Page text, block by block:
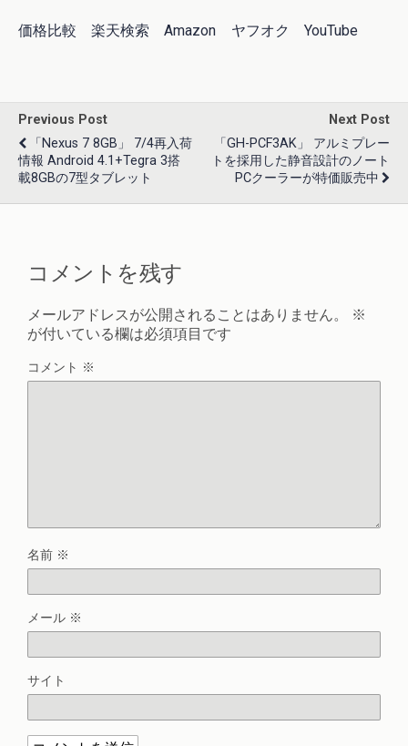
価格比較 楽天検索 Amazon ヤフオク YouTube
Previous Post
「Nexus 7 8GB」 7/4再入荷
情報 Android 4.1+Tegra 3搭
載8GBの7型タブレット
Next Post
「GH-PCF3AK」 アルミプレー
トを採用した静音設計のノート
PCクーラーが特価販売中
コメントを残す
メールアドレスが公開されることはありません。
※
が付いている欄は必須項目です
コメント ※
名前 ※
メール ※
サイト